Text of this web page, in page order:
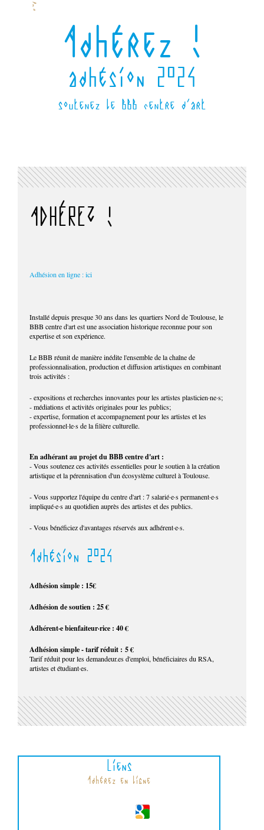
Adhérez !
adhésion 2024
soutenez le BBB centre d'art
ADHÉREZ !
Adhésion en ligne : ici
Installé depuis presque 30 ans dans les quartiers Nord de Toulouse, le
BBB centre d'art est une association historique reconnue pour son
expertise et son expérience.
Le BBB réunit de manière inédite l'ensemble de la chaîne de
professionnalisation, production et diffusion artistiques en combinant
trois activités :
- expositions et recherches innovantes pour les artistes plasticien·ne·s;
- médiations et activités originales pour les publics;
- expertise, formation et accompagnement pour les artistes et les
professionnel·le·s de la filière culturelle.
En adhérant au projet du BBB centre d'art :
- Vous soutenez ces activités essentielles pour le soutien à la création
artistique et la pérennisation d'un écosystème culturel à Toulouse.
- Vous supportez l'équipe du centre d'art : 7 salarié·e·s permanent·e·s
impliqué·e·s au quotidien auprès des artistes et des publics.
- Vous bénéficiez d'avantages réservés aux adhérent·e·s.
Adhésion 2024
Adhésion simple : 15€
Adhésion de soutien : 25 €
Adhérent·e bienfaiteur·rice : 40 €
Adhésion simple - tarif réduit : 5 €
Tarif réduit pour les demandeur.es d'emploi, bénéficiaires du RSA,
artistes et étudiant·es.
Liens
Adhérez en ligne